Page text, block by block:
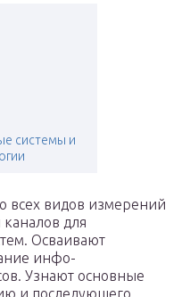
системы и
всех видов измерений
для
Осваивают
инфо-
Узнают основные
и последующего